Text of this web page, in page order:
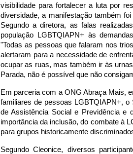
visibilidade para fortalecer a luta por
diversidade, a manifestação também
Segundo a diretora, as falas
população LGBTQIAPN+ às
"Todas as pessoas que falaram nos
alertaram para a necessidade de
ocupar as ruas, mas também ir às
Parada, não é possível que não
Em parceria com a ONG Abraça Mais,
familiares de pessoas LGBTQIAPN+, o
de Assistência Social e Previdência e
importância da inclusão, do combate à
para grupos historicamente
Segundo Cleonice, diversos